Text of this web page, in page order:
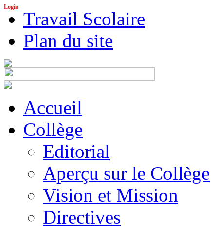
Login
Travail Scolaire
Plan du site
Accueil
Collège
Editorial
Aperçu sur le Collège
Vision et Mission
Directives